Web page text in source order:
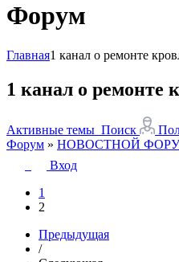
Форум
Главная1 канал о ремонте
1 канал о ремонте
Активные темы Поиск
Форум » НОВОСТНОЙ
Вход
1
2
Предыдущая
/